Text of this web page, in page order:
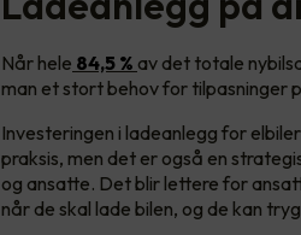
Når hele 84,5 % av det totale
man et stort behov for tilpasninger
Investeringen i ladeanlegg for
praksis, men det er også en
og ansatte. Det blir lettere for
når de skal lade bilen, og de kan